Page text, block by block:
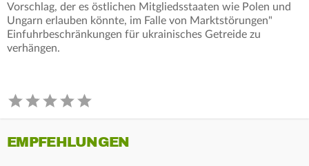
Vorschlag, der es östlichen Mitgliedsstaaten wie Polen und
Ungarn erlauben könnte, im Falle von Marktstörungen"
Einfuhrbeschränkungen für ukrainisches Getreide zu
verhängen.
EMPFEHLUNGEN